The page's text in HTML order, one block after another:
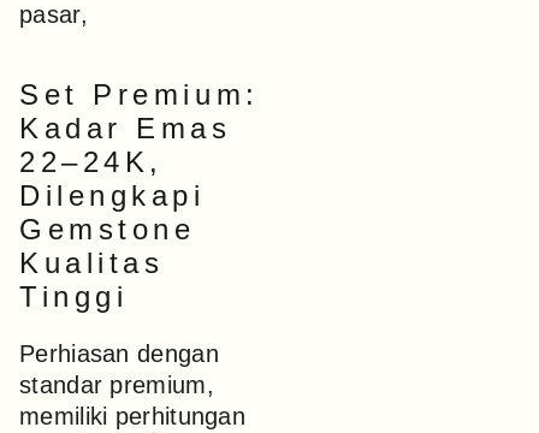
pasar,
Set Premium:
Kadar Emas
22–24K,
Dilengkapi
Gemstone
Kualitas
Tinggi
Perhiasan dengan
standar premium,
memiliki perhitungan